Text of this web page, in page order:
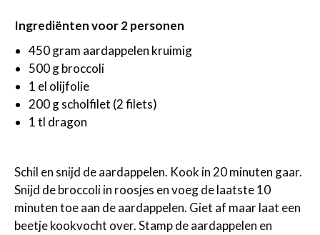
Ingrediënten voor 2 personen
450 gram aardappelen kruimig
500 g broccoli
1 el olijfolie
200 g scholfilet (2 filets)
1 tl dragon
Schil en snijd de aardappelen. Kook in 20 minuten gaar.
Snijd de broccoli in roosjes en voeg de laatste 10
minuten toe aan de aardappelen. Giet af maar laat een
beetje kookvocht over. Stamp de aardappelen en